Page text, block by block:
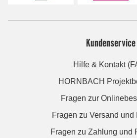
Kundenservice
Hilfe & Kontakt
HORNBACH
Fragen zur
Fragen zu Versand und
Fragen zu Zahlung und